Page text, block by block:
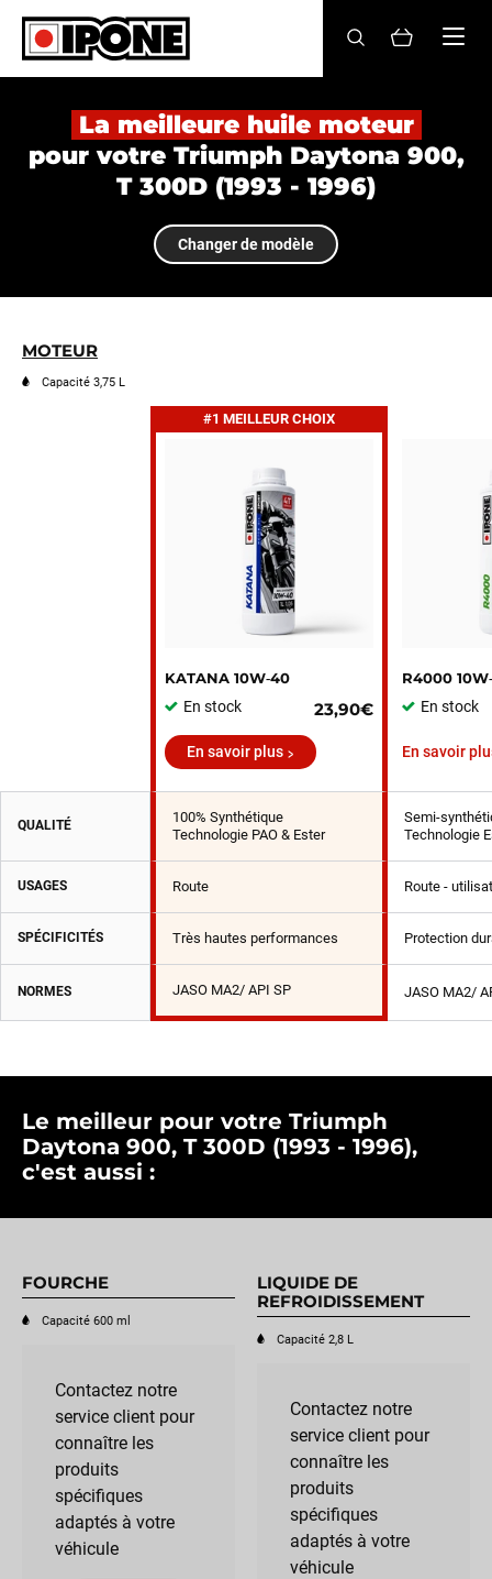
Ipone
HUILES MOTEUR
ENTRETIEN
MAINTENANCE
Revendeurs
BE
La meilleure huile moteur
pour votre Triumph Daytona 900,
T 300D (1993 - 1996)
Changer de modèle
MOTEUR
Capacité 3,75 L
#1 MEILLEUR CHOIX
KATANA 10W‑40
En stock
23,90€
R4000
En stock
En savoir plus En savoir
QUALITÉ
100% Synthétique
Technologie PAO & Ester
Semi-
Technologie
USAGES Route Route -
SPÉCIFICITÉS Très hautes performances Protection
NORMES JASO MA2/ API SP JASO MA2/
Le meilleur pour votre Triumph
Daytona 900, T 300D (1993 - 1996),
c'est aussi :
FOURCHE
Capacité 600 ml
Contactez notre
service client pour
connaître les
produits
spécifiques
adaptés à votre
véhicule
LIQUIDE DE
REFROIDISSEMENT
Capacité 2,8 L
Contactez notre
service client pour
connaître les
produits
spécifiques
adaptés à votre
véhicule